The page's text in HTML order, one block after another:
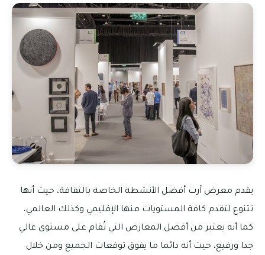
يقدم معرض آرت أفضل الأنشطة الخاصة بالثقافة، حيث أنها
تتنوع لتقدم كافة المستويات منها الإقليمي وكذلك العالمي،
كما أنه يعتبر من أفضل المعارض التي تُقام على مستوى عالي
جدا ورفيع، حيث أنه دائما ما يفوق توقعات الجميع ومن خلال